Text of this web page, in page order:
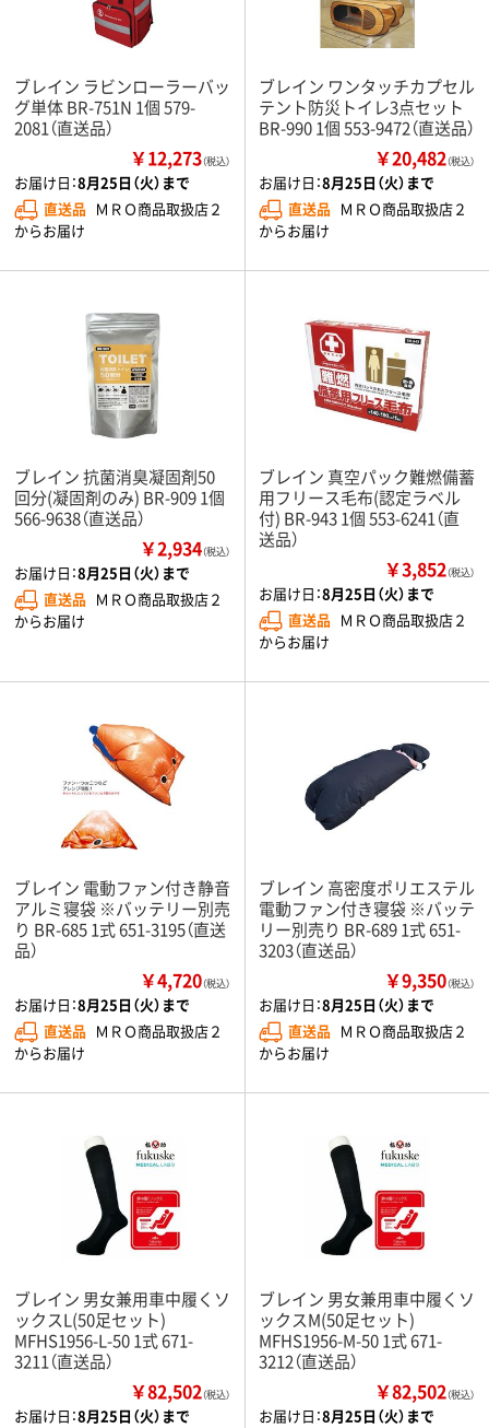
ブレイン ラビンローラーバッ
グ単体 BR-751N 1個 579-
2081（直送品）
￥12,273（税込）
お届け日：8月25日（火）まで
直送品 ＭＲＯ商品取扱店２
からお届け
ブレイン ワンタッチカプセル
テント防災トイレ3点セット
BR-990 1個 553-9472（直送品）
￥20,482（税込）
お届け日：8月25日（火）まで
直送品 ＭＲＯ商品取扱店２
からお届け
ブレイン 抗菌消臭凝固剤50
回分(凝固剤のみ) BR-909 1個
566-9638（直送品）
￥2,934（税込）
お届け日：8月25日（火）まで
直送品 ＭＲＯ商品取扱店２
からお届け
ブレイン 真空パック難燃備蓄
用フリース毛布(認定ラベル
付) BR-943 1個 553-6241（直
送品）
￥3,852（税込）
お届け日：8月25日（火）まで
直送品 ＭＲＯ商品取扱店２
からお届け
ブレイン 電動ファン付き静音
アルミ寝袋 ※バッテリー別売
り BR-685 1式 651-3195（直送
品）
￥4,720（税込）
お届け日：8月25日（火）まで
直送品 ＭＲＯ商品取扱店２
からお届け
ブレイン 高密度ポリエステル
電動ファン付き寝袋 ※バッテ
リー別売り BR-689 1式 651-
3203（直送品）
￥9,350（税込）
お届け日：8月25日（火）まで
直送品 ＭＲＯ商品取扱店２
からお届け
ブレイン 男女兼用車中履くソ
ックスL(50足セット)
MFHS1956-L-50 1式 671-
3211（直送品）
￥82,502（税込）
お届け日：8月25日（火）まで
ブレイン 男女兼用車中履くソ
ックスМ(50足セット)
MFHS1956-M-50 1式 671-
3212（直送品）
￥82,502（税込）
お届け日：8月25日（火）まで